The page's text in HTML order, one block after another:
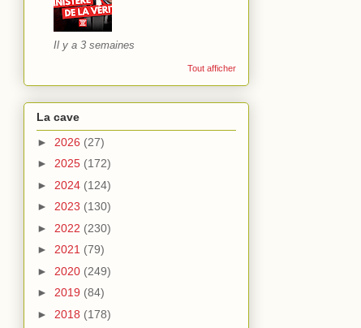
Il y a 3 semaines
Tout afficher
La cave
► 2026 (27)
► 2025 (172)
► 2024 (124)
► 2023 (130)
► 2022 (230)
► 2021 (79)
► 2020 (249)
► 2019 (84)
► 2018 (178)